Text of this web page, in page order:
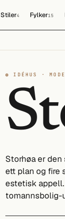
Stiler4 Fylker15
◍ IDÉHUS ·
Storhøa er
ett plan og fire
estetisk
tomannsbolig-